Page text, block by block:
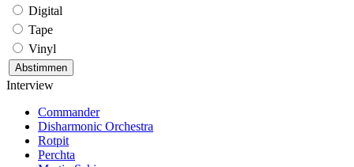
Digital
Tape
Vinyl
Interview
Commander
Disharmonic Orchestra
Rotpit
Perchta